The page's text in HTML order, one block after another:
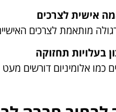
אישית לצרכים
מותאמת לצרכים
בעלויות תחזוקה
כמו אלומיניום דורשים